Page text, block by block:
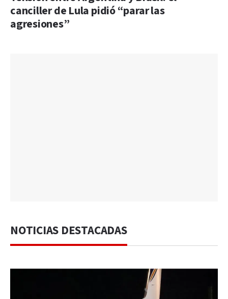
canciller de Lula pidió “parar las
agresiones”
NOTICIAS DESTACADAS